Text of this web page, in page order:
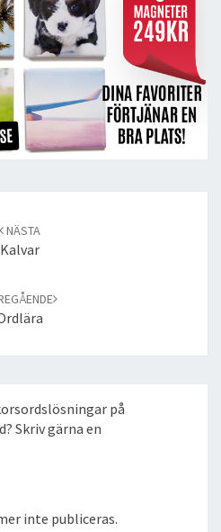
NÄSTA
Kalvar
på
Skriv gärna en
inte publiceras.